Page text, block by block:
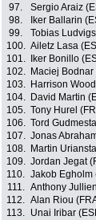
97.
Sergio Araiz
98.
Iker Ballarin
99.
Tobias
100. Ailetz Lasa
101.
Iker Bonillo
102.
Maciej
103.
Harrison
104.
David Martin
105. Tony Hurel
106. Tord
107. Jonas
108.
Martin
109. Jordan Jegat
110. Jakob Egholm
111. Anthony
112. Alan Riou
113. Unai Iribar